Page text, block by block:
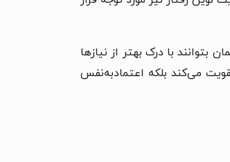
با درک بهتر از نیازها
می‌کند بلکه اعتمادبه‌نفس